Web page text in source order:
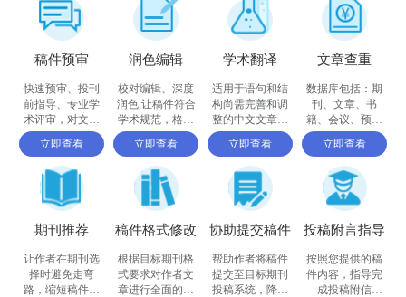
稿件预审
快速预审、投刊
前指导、专业学
术评审，对文章
进行评价
立即查看
润色编辑
校对编辑、深度
润色,让稿件符合
学术规范，格式
体例等标准
立即查看
学术翻译
适用于语句和结
构尚需完善和调
整的中文文章，
确保稿件达到要
求
立即查看
文章查重
数据库包括：期
刊、文章、书
籍、会议、预印
书、百科全书和
摘要等
立即查看
期刊推荐
让作者在期刊选
择时避免走弯
路，缩短稿件被
稿件格式修改
根据目标期刊格
式要求对作者文
章进行全面的格
协助提交稿件
帮助作者将稿件
提交至目标期刊
投稿系统，降低
投稿附言指导
按照您提供的稿
件内容，指导完
成投稿附信